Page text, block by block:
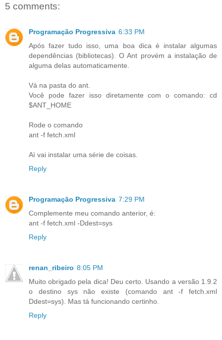
5 comments:
Programação Progressiva 6:33 PM
Após fazer tudo isso, uma boa dica é instalar algumas
dependências (bibliotecas). O Ant provém a instalação de
alguma delas automaticamente.
Vá na pasta do ant.
Você pode fazer isso diretamente com o comando: cd
$ANT_HOME
Rode o comando
ant -f fetch.xml
Aì vai instalar uma série de coisas.
Reply
Programação Progressiva 7:29 PM
Complemente meu comando anterior, é:
ant -f fetch.xml -Ddest=sys
Reply
renan_ribeiro 8:05 PM
Muito obrigado pela dica! Deu certo. Usando a versão 1.9.2
o destino sys não existe (comando ant -f fetch.xml
Ddest=sys). Mas tá funcionando certinho.
Reply